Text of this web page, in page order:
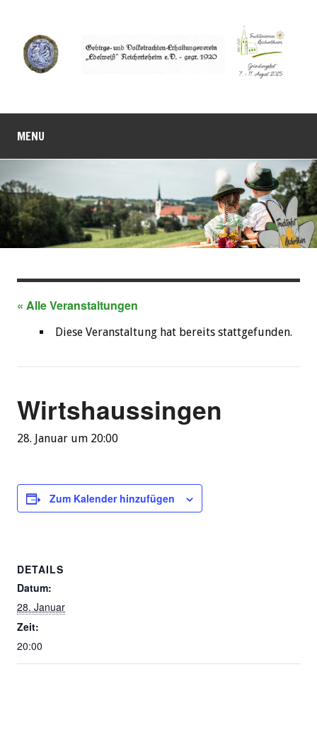
MENU
« Alle Veranstaltungen
Diese Veranstaltung hat bereits stattgefunden.
Wirtshaussingen
28. Januar um 20:00
Zum Kalender hinzufügen
DETAILS
Datum:
28. Januar
Zeit:
20:00